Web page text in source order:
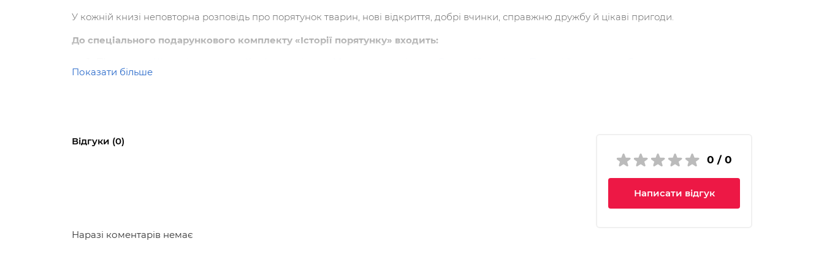
У кожній книзі неповторна розповідь про порятунок тварин, нові відкриття, добрі вчинки, справжню дружбу й цікаві пригоди.
До спеціального подарункового комплекту «Історії порятунку» входить:
Стильний подарунковий бокс;
Показати більше
Відгуки (0)
0 / 0
Написати відгук
Наразі коментарів немає